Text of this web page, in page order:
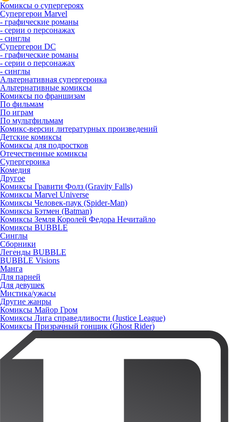
Комиксы о супергероях
Супергерои Marvel
- графические романы
- серии о персонажах
- синглы
Супергерои DC
- графические романы
- серии о персонажах
- синглы
Альтернативная супергероика
Альтернативные комиксы
Комиксы по франшизам
По фильмам
По играм
По мультфильмам
Комикс-версии литературных произведений
Детские комиксы
Комиксы для подростков
Отечественные комиксы
Супергероика
Комедия
Другое
Комиксы Гравити Фолз (Gravity Falls)
Комиксы Marvel Universe
Комиксы Человек-паук (Spider-Man)
Комиксы Бэтмен (Batman)
Комиксы Земля Королей Федора Нечитайло
Комиксы BUBBLE
Синглы
Сборники
Легенды BUBBLE
BUBBLE Visions
Манга
Для парней
Для девушек
Мистика/ужасы
Другие жанры
Комиксы Майор Гром
Комиксы Лига справедливости (Justice League)
Комиксы Призрачный гонщик (Ghost Rider)